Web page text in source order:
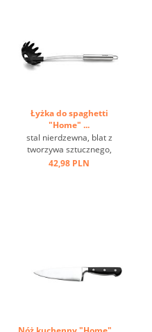
Łyżka do spaghetti
"Home" ...
stal nierdzewna, blat z
tworzywa sztucznego,
odporna na temperaturę do
42,98 PLN